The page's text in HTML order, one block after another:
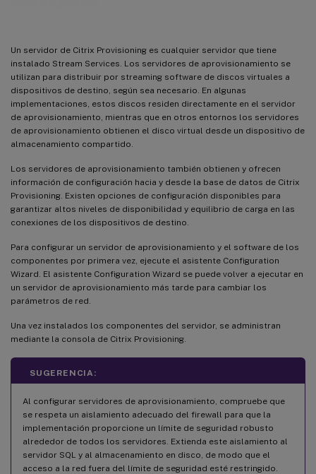
Un servidor de Citrix Provisioning es cualquier servidor que tiene
instalado Stream Services. Los servidores de aprovisionamiento se
utilizan para distribuir por streaming software de discos virtuales a
dispositivos de destino, según sea necesario. En algunas
implementaciones, estos discos residen directamente en el servidor
de aprovisionamiento, mientras que en otros entornos los servidores
de aprovisionamiento obtienen el disco virtual desde un dispositivo de
almacenamiento compartido.
Los servidores de aprovisionamiento también obtienen y ofrecen
información de configuración hacia y desde la base de datos de Citrix
Provisioning. Existen opciones de configuración disponibles para
garantizar altos niveles de disponibilidad y equilibrio de carga en las
conexiones de los dispositivos de destino.
Para configurar un servidor de aprovisionamiento y el software de los
componentes por primera vez, ejecute el asistente Configuration
Wizard. El asistente Configuration Wizard se puede volver a ejecutar en
un servidor de aprovisionamiento más tarde para cambiar los
parámetros de red.
Una vez instalados los componentes del servidor, se administran
mediante la consola de Citrix Provisioning.
SUGERENCIA:
Al configurar servidores de aprovisionamiento, compruebe que
se respeta un aislamiento adecuado del firewall para que la
implementación proporcione un límite de seguridad robusto
alrededor de todos los servidores. Extienda este aislamiento al
servidor SQL y al almacenamiento en disco, de modo que el
acceso a la red fuera del límite de seguridad esté restringido.